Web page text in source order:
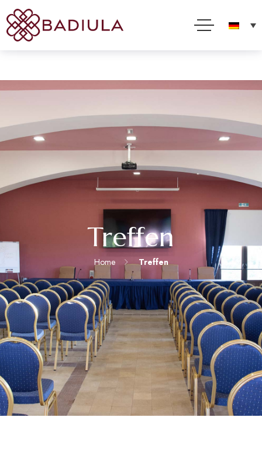
die Nutzung dieser Website stimmen Sie ihrer Verwendung in Übereinstimmung mit unseren
Cookie-Richtlinien zu
Ich akzeptiere Lesen Sie alles
Treffen
Home Treffen